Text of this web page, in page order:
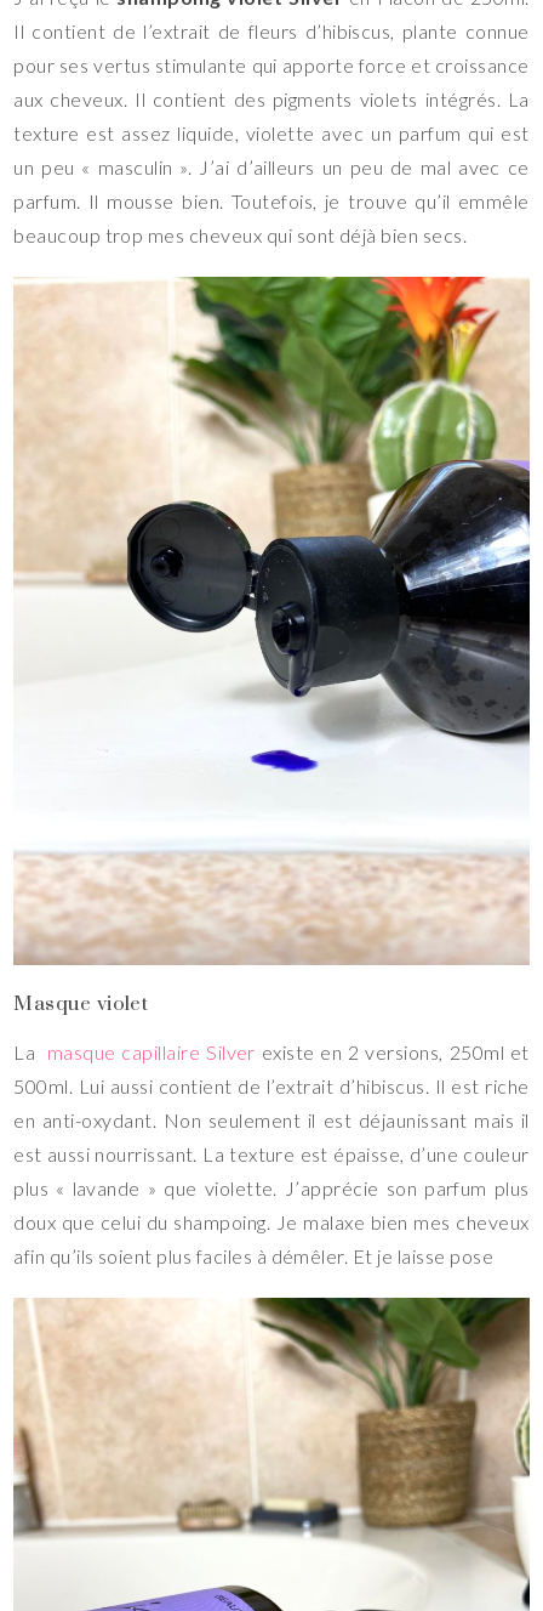
Il contient de l’extrait de fleurs d’hibiscus, plante connue
pour ses vertus stimulante qui apporte force et croissance
aux cheveux. Il contient des pigments violets intégrés. La
texture est assez liquide, violette avec un parfum qui est
un peu « masculin ». J’ai d’ailleurs un peu de mal avec ce
parfum. Il mousse bien. Toutefois, je trouve qu’il emmêle
beaucoup trop mes cheveux qui sont déjà bien secs.
Masque violet
La masque capillaire Silver existe en 2 versions, 250ml et
500ml. Lui aussi contient de l’extrait d’hibiscus. Il est riche
en anti-oxydant. Non seulement il est déjaunissant mais il
est aussi nourrissant. La texture est épaisse, d’une couleur
plus « lavande » que violette. J’apprécie son parfum plus
doux que celui du shampoing. Je malaxe bien mes cheveux
afin qu’ils soient plus faciles à démêler. Et je laisse pose